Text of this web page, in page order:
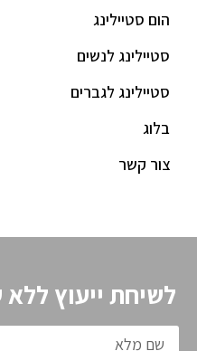
הום סטיילינג
סטיילינג לנשים
סטיילינג לגברים
בלוג
צור קשר
לשיחת ייעוץ